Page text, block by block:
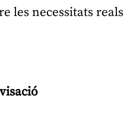
les necessitats reals